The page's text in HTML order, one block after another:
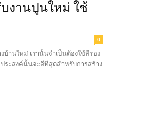
งานปูนใหม่ ใช้
0
บ้านใหม่ เรานั้นจำเป็นต้องใช้สีรอง
ระสงค์นั้นจะดีที่สุดสำหรับการสร้าง